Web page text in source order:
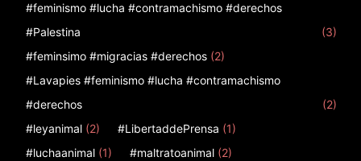
#feminismo #lucha #contramachismo #derechos
#Palestina
(3)
#feminsimo #migracias #derechos (2)
#Lavapies #feminismo #lucha #contramachismo
#derechos
(2)
#leyanimal (2) #LibertaddePrensa (1)
#luchaanimal (1) #maltratoanimal (2)